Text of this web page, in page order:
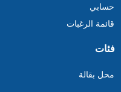
حسابي
قائمة الرغبات
فئات
محل بقالة